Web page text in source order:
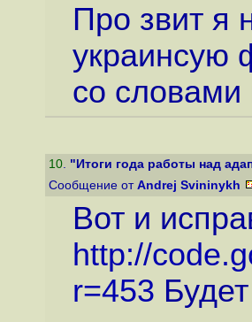
Про звит я
украинсую
со словами
10. "Итоги года работы над
Сообщение от Andrej Svininykh
Вот и
http://
r=453